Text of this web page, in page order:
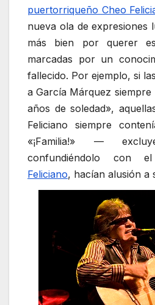
puertorriqueño Cheo
nueva ola de expresiones
más bien por querer
marcadas por un
fallecido. Por ejemplo, si
a García Márquez siempre
años de soledad»,
Feliciano siempre
«¡Familia!» —
confundiéndolo con
Feliciano, hacían alusión a